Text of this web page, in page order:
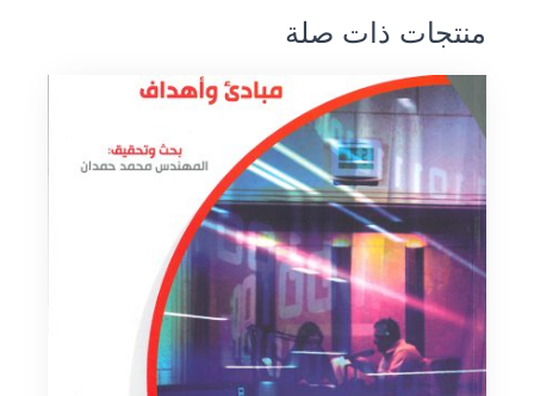
منتجات ذات صلة